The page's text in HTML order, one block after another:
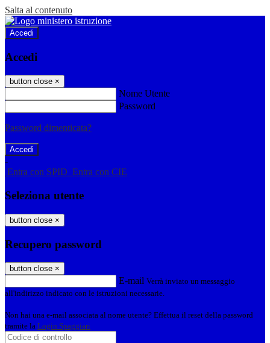
Salta al contenuto
Accedi
Accedi
button close ×
Nome Utente
Password
Password dimenticata?
-
Entra con SPID Entra con CIE
Seleziona utente
button close ×
Recupero password
button close ×
E-mail Verrà inviato un messaggio
all'indirizzo indicato con le istruzioni necessarie.
Non hai una e-mail associata al nome utente? Effettua il reset della password
tramite la Login Spaggiari